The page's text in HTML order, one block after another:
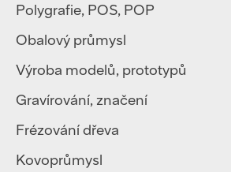
Polygrafie, POS, POP
Obalový průmysl
Výroba modelů, prototypů
Gravírování, značení
Frézování dřeva
Kovoprůmysl